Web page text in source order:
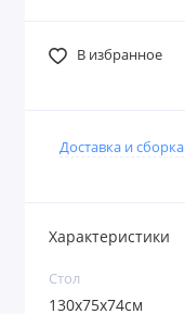
В избранное
Доставка и сборка
Характеристики
Стол
130х75x74см